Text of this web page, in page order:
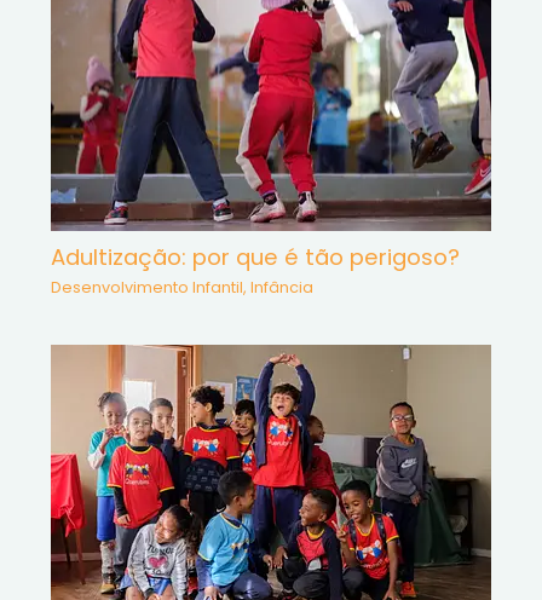
Adultização: por que é tão perigoso?
Desenvolvimento Infantil, Infância